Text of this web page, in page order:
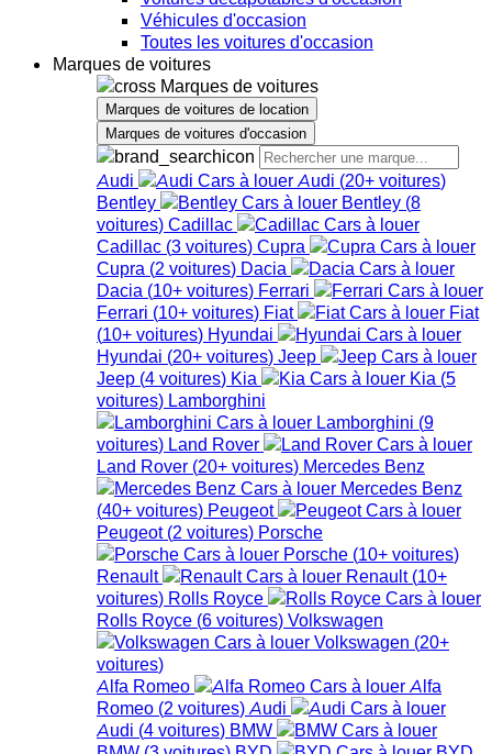
Véhicules d'occasion
Toutes les voitures d'occasion
Marques de voitures
Marques de voitures
Marques de voitures de location
Marques de voitures d'occasion
Audi Audi (20+ voitures)
Bentley
Bentley (8
voitures) Cadillac
Cadillac (3 voitures) Cupra
Cupra (2 voitures) Dacia
Dacia (10+ voitures) Ferrari
Ferrari (10+ voitures) Fiat
Fiat
(10+ voitures) Hyundai
Hyundai (20+ voitures) Jeep
Jeep (4 voitures) Kia Kia (5
voitures) Lamborghini
Lamborghini (9
voitures) Land Rover
Land Rover (20+ voitures) Mercedes Benz
Mercedes Benz
(40+ voitures) Peugeot
Peugeot (2 voitures) Porsche
Porsche (10+ voitures)
Renault
Renault (10+
voitures) Rolls Royce
Rolls Royce (6 voitures) Volkswagen
Volkswagen (20+
voitures)
Alfa Romeo
Alfa
Romeo (2 voitures) Audi
Audi (4 voitures) BMW